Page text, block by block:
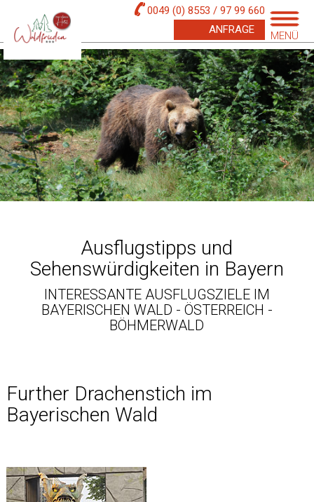
0049 (0) 8553 / 97 99 660
ANFRAGE
MENÜ
Ausflugstipps und
Sehenswürdigkeiten in Bayern
INTERESSANTE AUSFLUGSZIELE IM
BAYERISCHEN WALD - ÖSTERREICH -
BÖHMERWALD
Further Drachenstich im
Bayerischen Wald